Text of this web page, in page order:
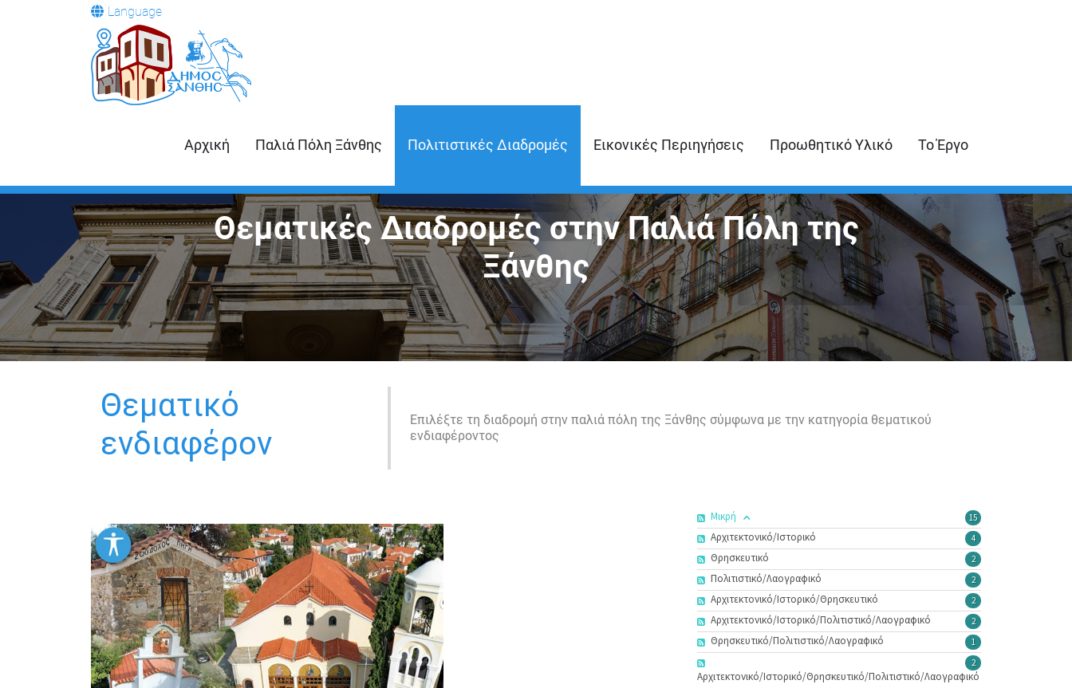
Language
Αρχική Παλιά Πόλη Ξάνθης Πολιτιστικές Διαδρομές Εικονικές Περιηγήσεις Προωθητικό Υλικό Το Έργο
Θεματικές Διαδρομές στην Παλιά Πόλη της
Ξάνθης
Θεματικό
ενδιαφέρον
Επιλέξτε τη διαδρομή στην παλιά πόλη της Ξάνθης σύμφωνα με την κατηγορία θεματικού
ενδιαφέροντος
15
Μικρή
4
Αρχιτεκτονικό/Ιστορικό
2
Θρησκευτικό
2
Πολιτιστικό/Λαογραφικό
2
Αρχιτεκτονικό/Ιστορικό/Θρησκευτικό
2
Αρχιτεκτονικό/Ιστορικό/Πολιτιστικό/Λαογραφικό
1
Θρησκευτικό/Πολιτιστικό/Λαογραφικό
2
Αρχιτεκτονικό/Ιστορικό/Θρησκευτικό/Πολιτιστικό/Λαογραφικό